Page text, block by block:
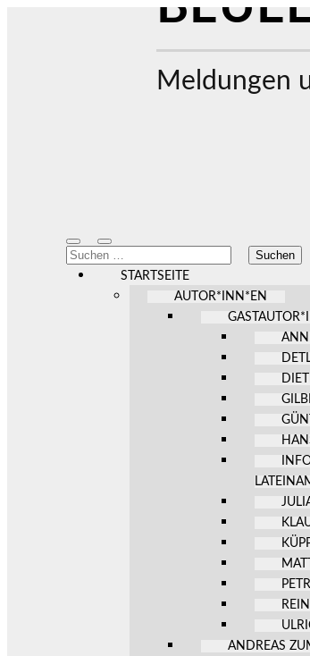
Meldungen
Mobile-
Menü
ein-/ausblenden
Suchfeld
ein-/ausblenden
Suchen
nach:
STARTSEITE
AUTOR*INN*EN
ANDREAS